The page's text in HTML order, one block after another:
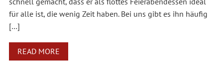
für alle ist, die wenig Zeit haben. Bei uns gibt es ihn häufig
[…]
READ MORE